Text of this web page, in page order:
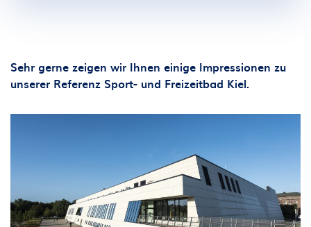
Sehr gerne zeigen wir Ihnen einige Impressionen zu
unserer Referenz Sport- und Freizeitbad Kiel.